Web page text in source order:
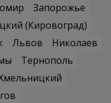
Запорожье
(Кировоград)
Львов
Николаев
Тернополь